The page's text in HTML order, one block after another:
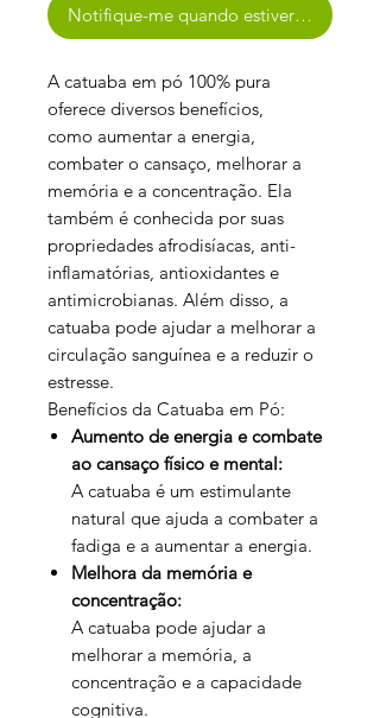
Notifique-me quando estiver disponível
A catuaba em pó 100% pura
oferece diversos benefícios,
como aumentar a energia,
combater o cansaço, melhorar a
memória e a concentração. Ela
também é conhecida por suas
propriedades afrodisíacas, anti-
inflamatórias, antioxidantes e
antimicrobianas. Além disso, a
catuaba pode ajudar a melhorar a
circulação sanguínea e a reduzir o
estresse.
Benefícios da Catuaba em Pó:
Aumento de energia e combate
ao cansaço físico e mental:
A catuaba é um estimulante
natural que ajuda a combater a
fadiga e a aumentar a energia.
Melhora da memória e
concentração:
A catuaba pode ajudar a
melhorar a memória, a
concentração e a capacidade
cognitiva.